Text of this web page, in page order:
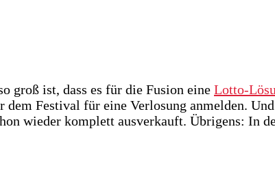
groß ist, dass es für die Fusion eine Lotto-
dem Festival für eine Verlosung anmelden.
wieder komplett ausverkauft. Übrigens: In